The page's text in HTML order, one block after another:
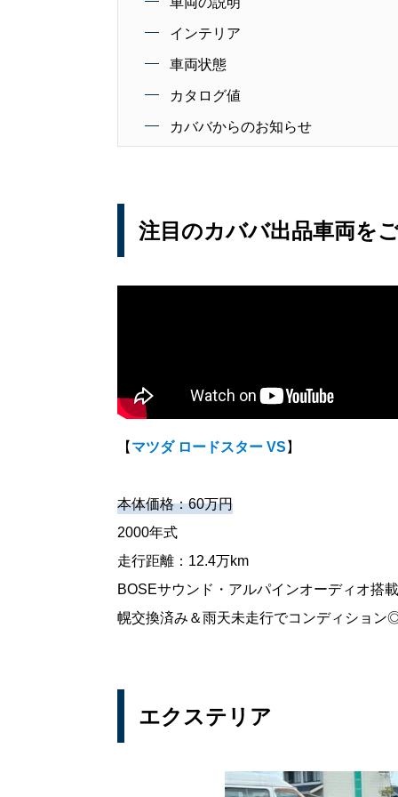
インテリア
車両状態
カタログ値
カババからのお知らせ
注目のカババ出品車両を
【 マツダ ロードスター VS 】
本体価格：60万円
2000年式
走行距離：12.4万km
BOSEサウンド・アルパインオーディオ搭載
幌交換済み＆雨天未走行でコンディション
エクステリア